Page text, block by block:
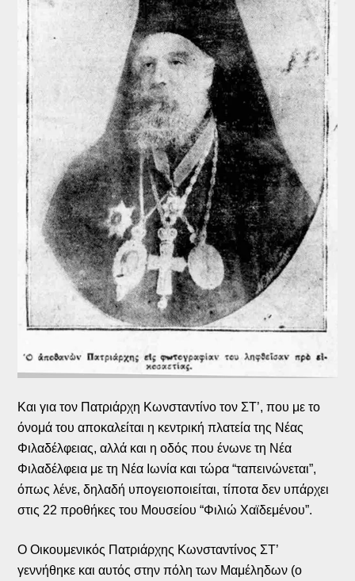
Και για τον Πατριάρχη Κωνσταντίνο τον ΣΤ’, που με το
όνομά του αποκαλείται η κεντρική πλατεία της Νέας
Φιλαδέλφειας, αλλά και η οδός που ένωνε τη Νέα
Φιλαδέλφεια με τη Νέα Ιωνία και τώρα “ταπεινώνεται”,
όπως λένε, δηλαδή υπογειοποιείται, τίποτα δεν υπάρχει
στις 22 προθήκες του Μουσείου “Φιλιώ Χαϊδεμένου”.
Ο Οικουμενικός Πατριάρχης Κωνσταντίνος ΣΤ’
γεννήθηκε και αυτός στην πόλη των Μαμέληδων (ο